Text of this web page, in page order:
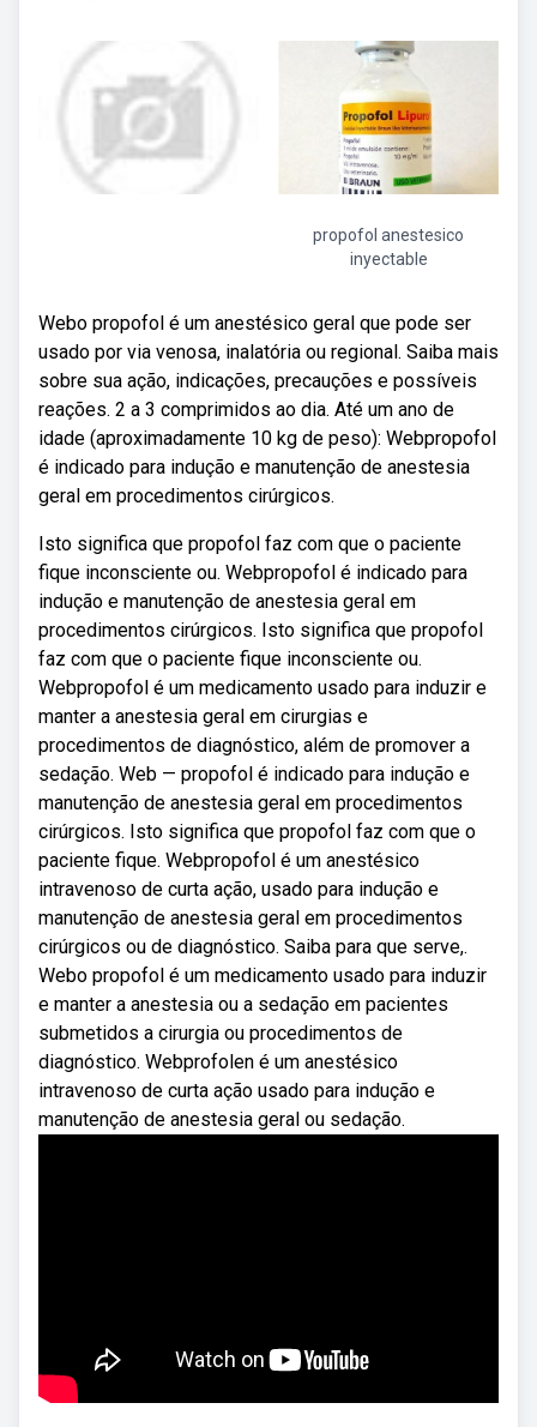
propofol anestesico
inyectable
Webo propofol é um anestésico geral que pode ser
usado por via venosa, inalatória ou regional. Saiba mais
sobre sua ação, indicações, precauções e possíveis
reações. 2 a 3 comprimidos ao dia. Até um ano de
idade (aproximadamente 10 kg de peso): Webpropofol
é indicado para indução e manutenção de anestesia
geral em procedimentos cirúrgicos.
Isto significa que propofol faz com que o paciente
fique inconsciente ou. Webpropofol é indicado para
indução e manutenção de anestesia geral em
procedimentos cirúrgicos. Isto significa que propofol
faz com que o paciente fique inconsciente ou.
Webpropofol é um medicamento usado para induzir e
manter a anestesia geral em cirurgias e
procedimentos de diagnóstico, além de promover a
sedação. Web — propofol é indicado para indução e
manutenção de anestesia geral em procedimentos
cirúrgicos. Isto significa que propofol faz com que o
paciente fique. Webpropofol é um anestésico
intravenoso de curta ação, usado para indução e
manutenção de anestesia geral em procedimentos
cirúrgicos ou de diagnóstico. Saiba para que serve,.
Webo propofol é um medicamento usado para induzir
e manter a anestesia ou a sedação em pacientes
submetidos a cirurgia ou procedimentos de
diagnóstico. Webprofolen é um anestésico
intravenoso de curta ação usado para indução e
manutenção de anestesia geral ou sedação.